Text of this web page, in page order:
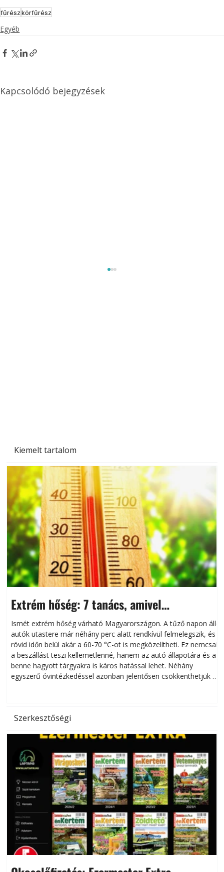
Kiemelt tartalom
Extrém hőség: 7 tanács, amivel
megóvhatjuk autónkat a nyári károktól
Ismét extrém hőség várható Magyarországon. A tűző napon álló
autók utastere már néhány perc alatt rendkívül felmelegszik, és
rövid időn belül akár a 60-70 °C-ot is megközelítheti. Ez nemcsak
a beszállást teszi kellemetlenné, hanem az autó állapotára és a
benne hagyott tárgyakra is káros hatással lehet. Néhány
egyszerű óvintézkedéssel azonban jelentősen csökkenthetjük a
Szerkesztőségi
fűrészkörfűrész
Egyéb
Kapcsolódó bejegyzések